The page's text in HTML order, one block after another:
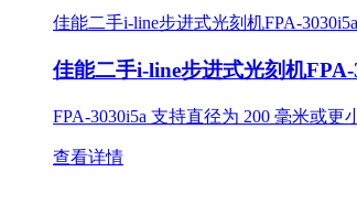
佳能二手i-line步进式光刻机FPA-3030i5a
佳能二手i-line步进式光刻机FPA-
FPA-3030i5a 支持直径为 200 毫米或
查看详情